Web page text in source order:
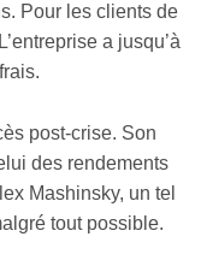
Pour les clients de
a jusqu’à
post-crise. Son
des rendements
Mashinsky, un tel
tout possible.